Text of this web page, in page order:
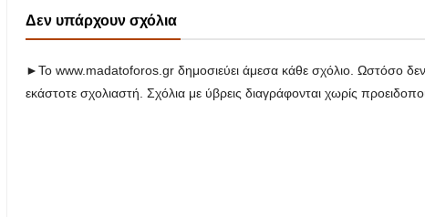
Δεν υπάρχουν σχόλια
►Το www.madatoforos.gr δημοσιεύει άμεσα κάθε σχόλιο. Ωστόσο
εκάστοτε σχολιαστή. Σχόλια με ύβρεις διαγράφονται χωρίς